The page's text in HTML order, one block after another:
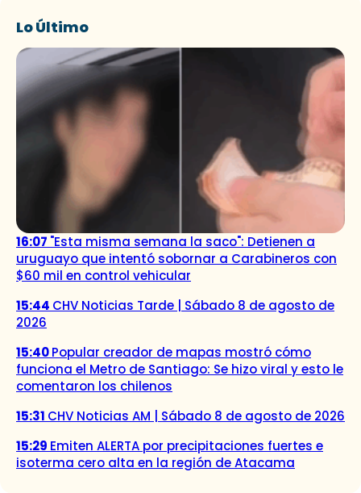
Lo Último
16:07 "Esta misma semana la saco": Detienen a
uruguayo que intentó sobornar a Carabineros con
$60 mil en control vehicular
15:44 CHV Noticias Tarde | Sábado 8 de agosto de
2026
15:40Popular creador de mapas mostró cómo
funciona el Metro de Santiago: Se hizo viral y esto le
comentaron los chilenos
15:31 CHV Noticias AM | Sábado 8 de agosto de 2026
15:29 Emiten ALERTA por precipitaciones fuertes e
isoterma cero alta en la región de Atacama